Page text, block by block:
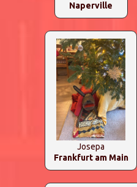
Naperville
Josepa
Frankfurt am Main